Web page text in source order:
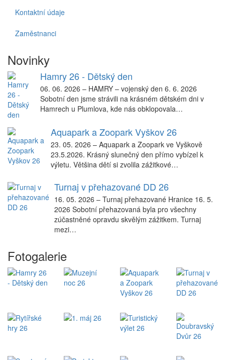
Kontaktní údaje
Zaměstnanci
Novinky
Hamry 26 - Dětský den
06. 06. 2026 – HAMRY – vojenský den 6. 6. 2026
Sobotní den jsme strávili na krásném dětském dni v
Hamrech u Plumlova, kde nás obklopovala…
Aquapark a Zoopark Vyškov 26
23. 05. 2026 – Aquapark a Zoopark ve Vyškově
23.5.2026. Krásný slunečný den přímo vybízel k
výletu. Většina dětí si zvolila zážitkové…
Turnaj v přehazované DD 26
16. 05. 2026 – Turnaj přehazované Hranice 16. 5.
2026 Sobotní přehazovaná byla pro všechny
zúčastněné opravdu skvělým zážitkem. Turnaj
mezi…
Fotogalerie